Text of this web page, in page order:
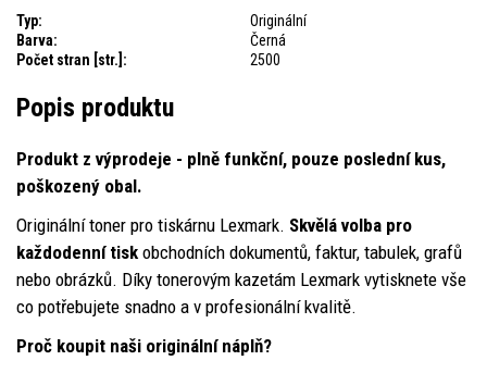
Typ:
Originální
Barva:
Černá
Počet stran [str.]:
2500
Popis produktu
Produkt z výprodeje - plně funkční, pouze poslední kus,
poškozený obal.
Originální toner pro tiskárnu Lexmark. Skvělá volba pro
každodenní tisk obchodních dokumentů, faktur, tabulek, grafů
nebo obrázků. Díky tonerovým kazetám Lexmark vytisknete vše
co potřebujete snadno a v profesionální kvalitě.
Proč koupit naši originální náplň?